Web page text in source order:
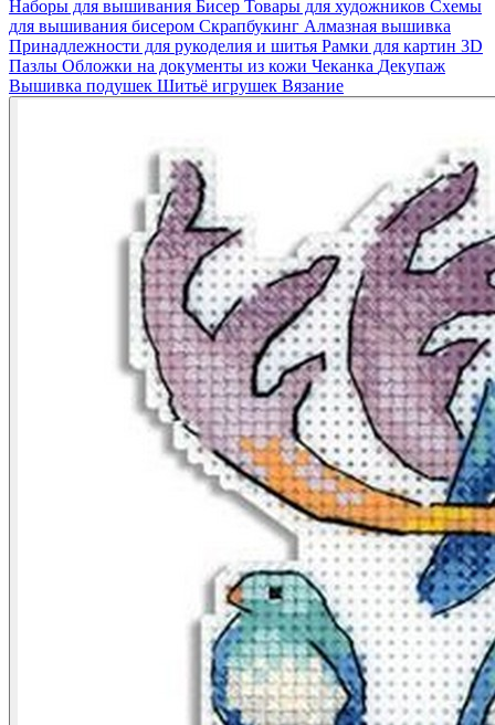
Наборы для вышивания Бисер Товары для художников Схемы
для вышивания бисером Скрапбукинг Алмазная вышивка
Принадлежности для рукоделия и шитья Рамки для картин 3D
Пазлы Обложки на документы из кожи Чеканка Декупаж
Вышивка подушек Шитьё игрушек Вязание